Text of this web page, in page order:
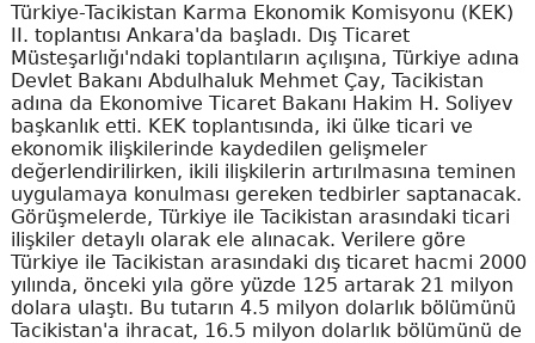
Türkiye-Tacikistan Karma Ekonomik Komisyonu (KEK)
II. toplantısı Ankara'da başladı. Dış Ticaret
Müsteşarlığı'ndaki toplantıların açılışına, Türkiye adına
Devlet Bakanı Abdulhaluk Mehmet Çay, Tacikistan
adına da Ekonomive Ticaret Bakanı Hakim H. Soliyev
başkanlık etti. KEK toplantısında, iki ülke ticari ve
ekonomik ilişkilerinde kaydedilen gelişmeler
değerlendirilirken, ikili ilişkilerin artırılmasına teminen
uygulamaya konulması gereken tedbirler saptanacak.
Görüşmelerde, Türkiye ile Tacikistan arasındaki ticari
ilişkiler detaylı olarak ele alınacak. Verilere göre
Türkiye ile Tacikistan arasındaki dış ticaret hacmi 2000
yılında, önceki yıla göre yüzde 125 artarak 21 milyon
dolara ulaştı. Bu tutarın 4.5 milyon dolarlık bölümünü
Tacikistan'a ihracat, 16.5 milyon dolarlık bölümünü de